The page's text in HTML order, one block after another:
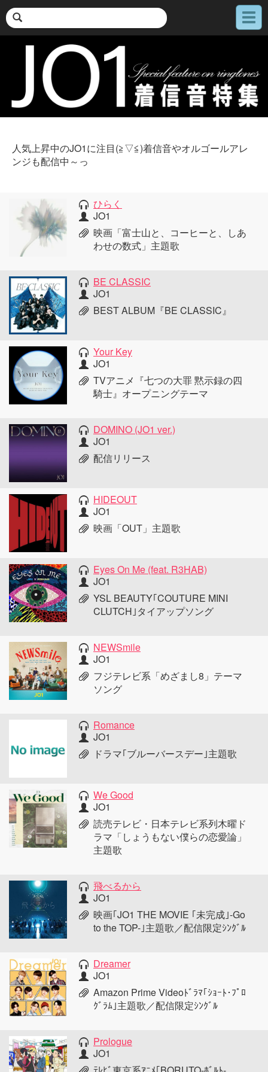
メ
ニ
人気上昇中のJO1に注目(≧▽≦)着信音やオルゴールアレ
ンジも配信中～っ
ひらく
JO1
映画「富士山と、コーヒーと、しあ
わせの数式」主題歌
BE CLASSIC
JO1
BEST ALBUM『BE CLASSIC』
Your Key
JO1
TVアニメ『七つの大罪 黙示録の四
騎士』オープニングテーマ
DOMINO (JO1 ver.)
JO1
配信リリース
HIDEOUT
JO1
映画「OUT」主題歌
Eyes On Me (feat. R3HAB)
JO1
YSL BEAUTY｢COUTURE MINI
CLUTCH｣タイアップソング
NEWSmile
JO1
フジテレビ系「めざまし8」テーマ
ソング
Romance
JO1
ドラマ｢ブルーバースデー｣主題歌
We Good
JO1
読売テレビ・日本テレビ系列木曜ド
ラマ「しょうもない僕らの恋愛論」
主題歌
飛べるから
JO1
映画｢JO1 THE MOVIE ｢未完成｣-Go
to the TOP-｣主題歌／配信限定ｼﾝｸﾞﾙ
Dreamer
JO1
Amazon Prime Videoﾄﾞﾗﾏ｢ｼｮｰﾄ･ﾌﾟﾛ
ｸﾞﾗﾑ｣主題歌／配信限定ｼﾝｸﾞﾙ
Prologue
JO1